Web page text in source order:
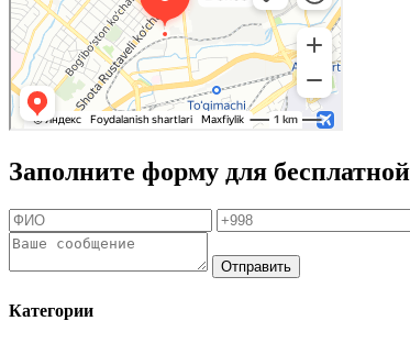
Заполните форму для
Отправить
Категории